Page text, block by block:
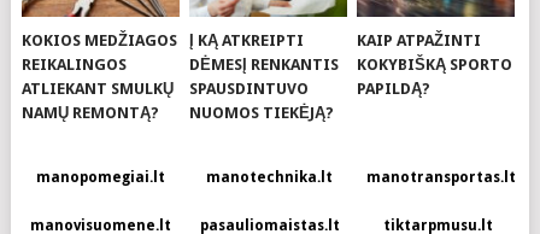
KOKIOS MEDŽIAGOS
REIKALINGOS
ATLIEKANT SMULKŲ
NAMŲ REMONTĄ?
Į KĄ ATKREIPTI
DĖMESĮ RENKANTIS
SPAUSDINTUVO
NUOMOS TIEKĖJĄ?
KAIP ATPAŽINTI
KOKYBIŠKĄ SPORTO
PAPILDĄ?
manopomegiai.lt manotechnika.lt manotransportas.lt
manovisuomene.lt pasauliomaistas.lt tiktarpmusu.lt